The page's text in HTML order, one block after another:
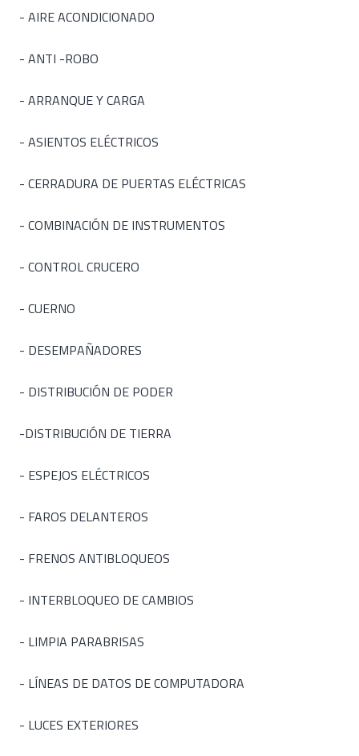
- AIRE ACONDICIONADO
- ANTI -ROBO
- ARRANQUE Y CARGA
- ASIENTOS ELÉCTRICOS
- CERRADURA DE PUERTAS ELÉCTRICAS
- COMBINACIÓN DE INSTRUMENTOS
- CONTROL CRUCERO
- CUERNO
- DESEMPAÑADORES
- DISTRIBUCIÓN DE PODER
-DISTRIBUCIÓN DE TIERRA
- ESPEJOS ELÉCTRICOS
- FAROS DELANTEROS
- FRENOS ANTIBLOQUEOS
- INTERBLOQUEO DE CAMBIOS
- LIMPIA PARABRISAS
- LÍNEAS DE DATOS DE COMPUTADORA
- LUCES EXTERIORES